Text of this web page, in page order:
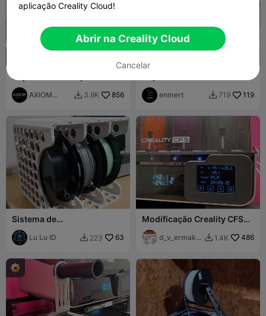
Suporte rotativo para tubo
PTFE Creality K2. V3
AXIOM
 3.9K 856
para Ender-3 v3 SE
enmert  719 119
Sistema de
Armazenamento de
Filamento Multiboard
Lu Lu ID  223 63
Modificação Creality CFS
Space Pi Plus
d_v_ermako
 1.4K 486
aplicação Creality Cloud!
Abrir na Creality Cloud
Cancelar